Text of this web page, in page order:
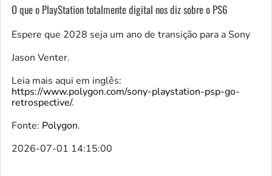
O que o PlayStation totalmente digital nos diz sobre o PS6
Espere que 2028 seja um ano de transição para a Sony
Jason Venter.
Leia mais aqui em inglês:
https://www.polygon.com/sony-playstation-psp-go-
retrospective/.
Fonte: Polygon.
2026-07-01 14:15:00